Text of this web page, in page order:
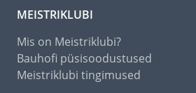
MEISTRIKLUBI
Mis on Meistriklubi?
Bauhofi püsisoodustused
Meistriklubi tingimused